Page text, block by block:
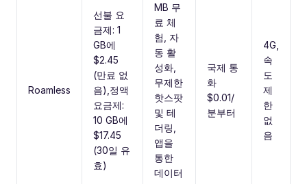
Roamless
선불 요
금제: 1
GB에
$2.45
(만료 없
음),정액
요금제:
10 GB에
$17.45
(30일 유
효)
MB 무
료 체
험, 자
동 활
성화,
무제한
핫스팟
및 테
더링,
앱을
통한
데이터
국제 통
화
$0.01/
분부터
4G,
속
도
제
한
없
음